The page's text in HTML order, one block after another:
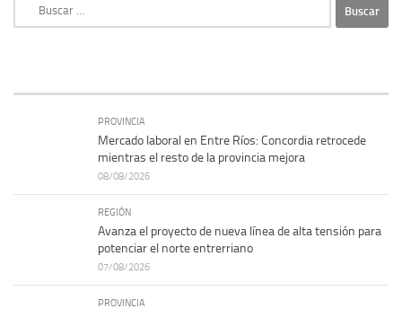
PROVINCIA
Mercado laboral en Entre Ríos: Concordia retrocede
mientras el resto de la provincia mejora
08/08/2026
REGIÓN
Avanza el proyecto de nueva línea de alta tensión para
potenciar el norte entrerriano
07/08/2026
PROVINCIA